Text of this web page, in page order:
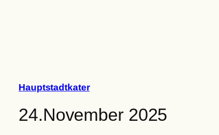
Hauptstadtkater
24.November 2025